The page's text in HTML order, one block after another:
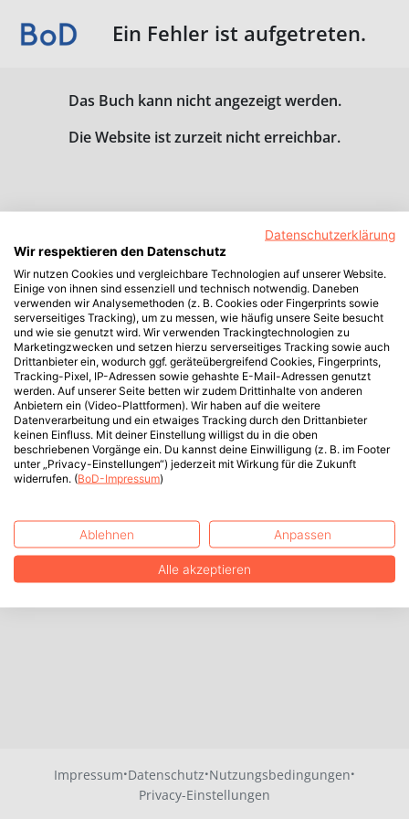
Ein Fehler ist aufgetreten.
Das Buch kann nicht angezeigt werden.
Die Website ist zurzeit nicht erreichbar.
Impressum·Datenschutz·Nutzungsbedingungen·
Privacy-Einstellungen
Datenschutzerklärung
Wir respektieren den Datenschutz
Wir nutzen Cookies und vergleichbare Technologien auf unserer Website.
Einige von ihnen sind essenziell und technisch notwendig. Daneben
verwenden wir Analysemethoden (z. B. Cookies oder Fingerprints sowie
serverseitiges Tracking), um zu messen, wie häufig unsere Seite besucht
und wie sie genutzt wird. Wir verwenden Trackingtechnologien zu
Marketingzwecken und setzen hierzu serverseitiges Tracking sowie auch
Drittanbieter ein, wodurch ggf. geräteübergreifend Cookies, Fingerprints,
Tracking-Pixel, IP-Adressen sowie gehashte E-Mail-Adressen genutzt
werden. Auf unserer Seite betten wir zudem Drittinhalte von anderen
Anbietern ein (Video-Plattformen). Wir haben auf die weitere
Datenverarbeitung und ein etwaiges Tracking durch den Drittanbieter
keinen Einfluss. Mit deiner Einstellung willigst du in die oben
beschriebenen Vorgänge ein. Du kannst deine Einwilligung (z. B. im Footer
unter „Privacy-Einstellungen“) jederzeit mit Wirkung für die Zukunft
widerrufen. (BoD-Impressum)
Ablehnen Anpassen
Alle akzeptieren